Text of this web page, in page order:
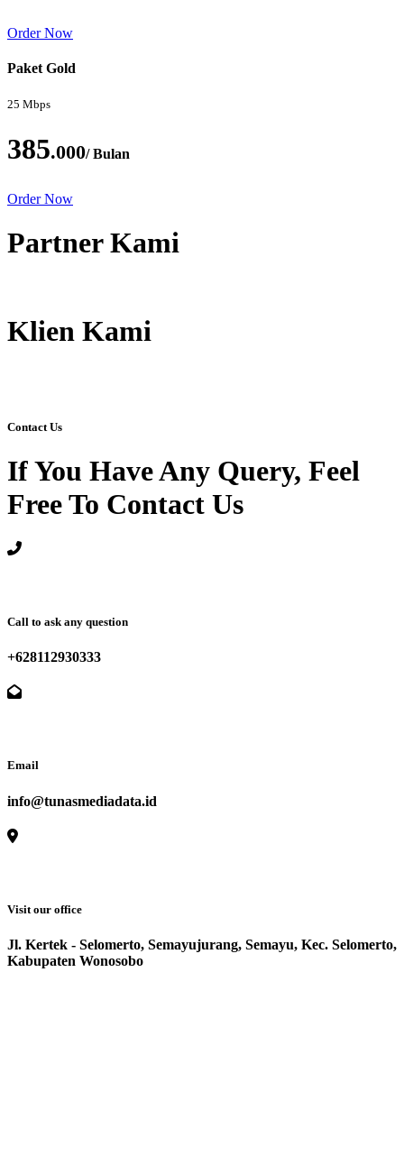
Order Now
Paket Gold
25 Mbps
385.000/ Bulan
Order Now
Partner Kami
Klien Kami
Contact Us
If You Have Any Query, Feel
Free To Contact Us
Call to ask any question
+628112930333
Email
info@tunasmediadata.id
Visit our office
Jl. Kertek - Selomerto, Semayujurang, Semayu, Kec. Selomerto,
Kabupaten Wonosobo